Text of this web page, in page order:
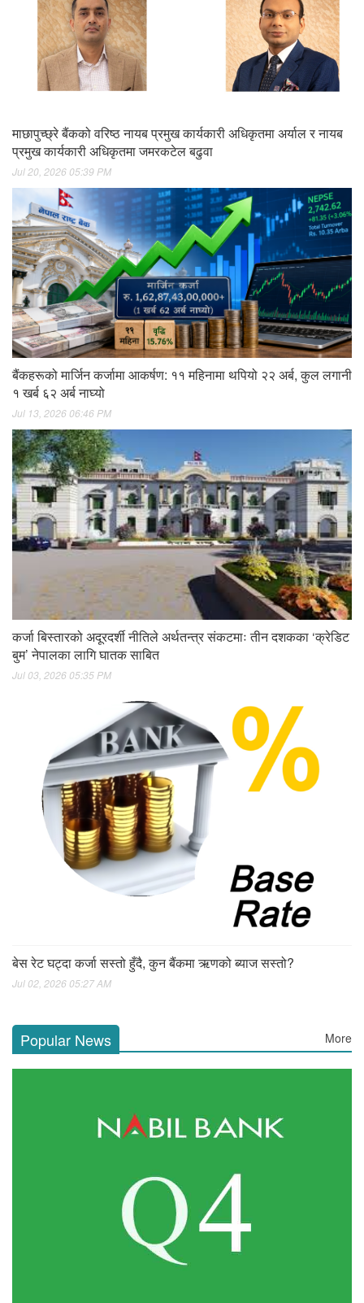
माछापुच्छ्रे बैंकको वरिष्ठ नायब प्रमुख कार्यकारी अधिकृतमा अर्याल र नायब
प्रमुख कार्यकारी अधिकृतमा जमरकटेल बढुवा
Jul 20, 2026 05:39 PM
बैंकहरूको मार्जिन कर्जामा आकर्षण: ११ महिनामा थपियो २२ अर्ब, कुल लगानी
१ खर्ब ६२ अर्ब नाघ्यो
Jul 13, 2026 06:46 PM
कर्जा बिस्तारको अदूरदर्शी नीतिले अर्थतन्त्र संकटमाः तीन दशकका ‘क्रेडिट
बुम’ नेपालका लागि घातक साबित
Jul 03, 2026 05:35 PM
बेस रेट घट्दा कर्जा सस्तो हुँदै, कुन बैंकमा ऋणको ब्याज सस्तो?
Jul 02, 2026 05:27 AM
Popular News More